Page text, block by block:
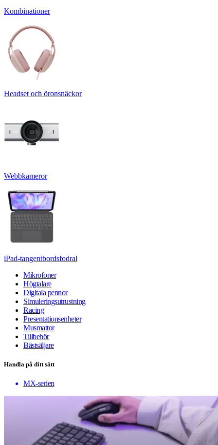
Kombinationer
Headset och öronsnäckor
Webbkameror
iPad-tangentbordsfodral
Mikrofoner
Högtalare
Digitala pennor
Simuleringsutrustning
Racing
Presentationsenheter
Musmattor
Tillbehör
Bästsäljare
Handla på ditt sätt
MX-serien